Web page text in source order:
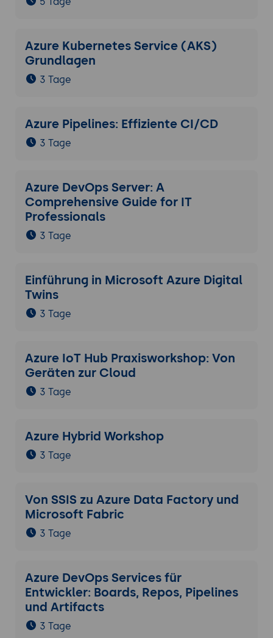
Azure Kubernetes Service (AKS)
Grundlagen
3 Tage
Azure Pipelines: Effiziente CI/CD
3 Tage
Azure DevOps Server: A
Comprehensive Guide for IT
Professionals
3 Tage
Einführung in Microsoft Azure Digital
Twins
3 Tage
Azure IoT Hub Praxisworkshop: Von
Geräten zur Cloud
3 Tage
Azure Hybrid Workshop
3 Tage
Von SSIS zu Azure Data Factory und
Microsoft Fabric
3 Tage
Azure DevOps Services für
Entwickler: Boards, Repos, Pipelines
und Artifacts
3 Tage